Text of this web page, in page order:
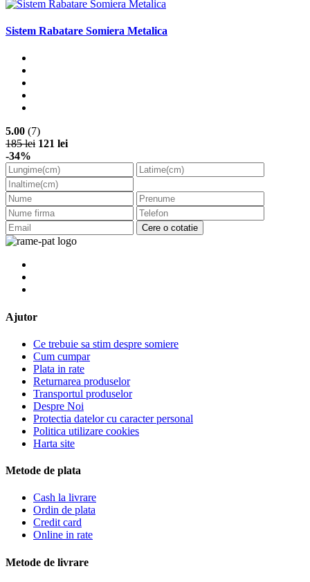
Sistem Rabatare Somiera Metalica
5.00 (7)
185 lei 121 lei
-34%
Cere o cotatie
Ajutor
Ce trebuie sa stim despre somiere
Cum cumpar
Plata in rate
Returnarea produselor
Transportul produselor
Despre Noi
Protectia datelor cu caracter personal
Politica utilizare cookies
Harta site
Metode de plata
Cash la livrare
Ordin de plata
Credit card
Online in rate
Metode de livrare